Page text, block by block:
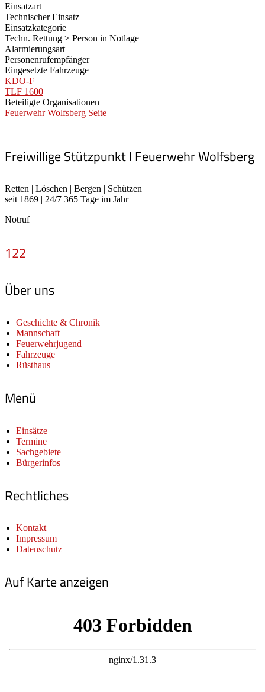
Einsatzart
Technischer Einsatz
Einsatzkategorie
Techn. Rettung > Person in Notlage
Alarmierungsart
Personenrufempfänger
Eingesetzte Fahrzeuge
KDO-F
TLF 1600
Beteiligte Organisationen
Feuerwehr Wolfsberg Seite
Freiwillige Stützpunkt I Feuerwehr Wolfsberg
Retten | Löschen | Bergen | Schützen
seit 1869 | 24/7 365 Tage im Jahr
Notruf
122
Über uns
Geschichte & Chronik
Mannschaft
Feuerwehrjugend
Fahrzeuge
Rüsthaus
Menü
Einsätze
Termine
Sachgebiete
Bürgerinfos
Rechtliches
Kontakt
Impressum
Datenschutz
Auf Karte anzeigen